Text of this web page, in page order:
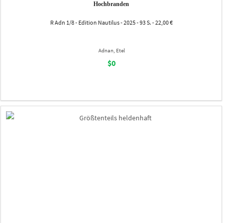
Hochbranden
R Adn 1/8 - Edition Nautilus - 2025 - 93 S. - 22,00 €
Adnan, Etel
$0